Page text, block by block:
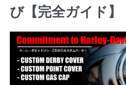
び【完全ガイド】